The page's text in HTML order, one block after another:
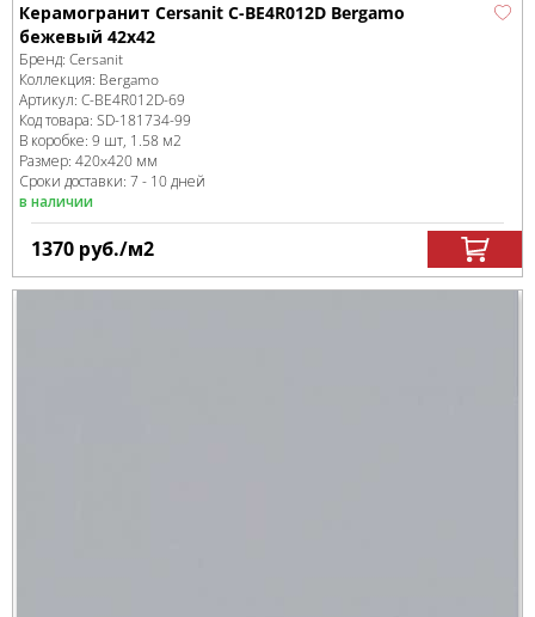
Керамогранит Cersanit C-BE4R012D Bergamo
бежевый 42х42
Бренд: Cersanit
Коллекция: Bergamo
Артикул: C-BE4R012D-69
Код товара: SD-181734-99
В коробке: 9 шт, 1.58 м2
Размер: 420x420 мм
Сроки доставки: 7 - 10 дней
в наличии
1370 руб./м2